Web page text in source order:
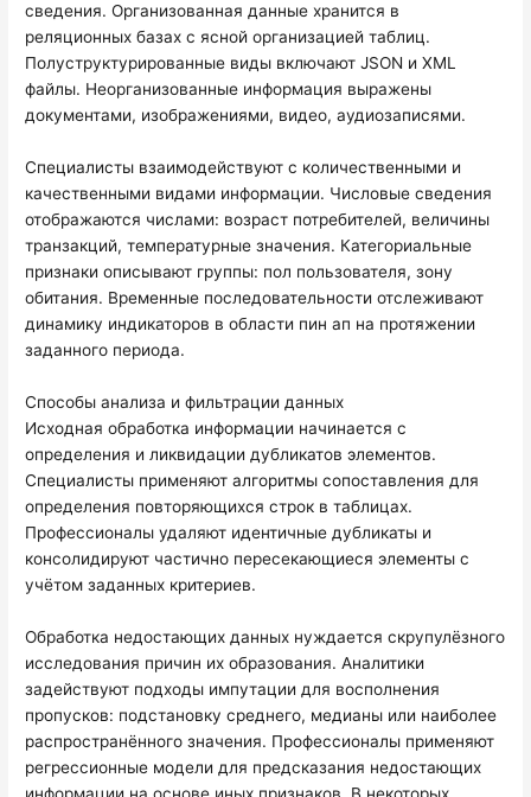
сведения. Организованная данные хранится в
реляционных базах с ясной организацией таблиц.
Полуструктурированные виды включают JSON и XML
файлы. Неорганизованные информация выражены
документами, изображениями, видео, аудиозаписями.
Специалисты взаимодействуют с количественными и
качественными видами информации. Числовые сведения
отображаются числами: возраст потребителей, величины
транзакций, температурные значения. Категориальные
признаки описывают группы: пол пользователя, зону
обитания. Временные последовательности отслеживают
динамику индикаторов в области пин ап на протяжении
заданного периода.
Способы анализа и фильтрации данных
Исходная обработка информации начинается с
определения и ликвидации дубликатов элементов.
Специалисты применяют алгоритмы сопоставления для
определения повторяющихся строк в таблицах.
Профессионалы удаляют идентичные дубликаты и
консолидируют частично пересекающиеся элементы с
учётом заданных критериев.
Обработка недостающих данных нуждается скрупулёзного
исследования причин их образования. Аналитики
задействуют подходы импутации для восполнения
пропусков: подстановку среднего, медианы или наиболее
распространённого значения. Профессионалы применяют
регрессионные модели для предсказания недостающих
информации на основе иных признаков. В некоторых